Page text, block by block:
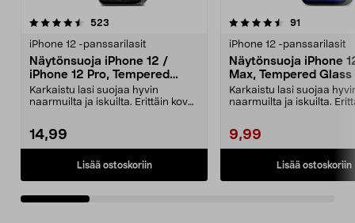
523
iPhone 12 -panssarilasit
Näytönsuoja iPhone 12 /
iPhone 12 Pro, Tempered
Glass
Karkaistu lasi suojaa hyvin
naarmuilta ja iskuilta. Erittäin kova
14,99
Lisää ostoskoriin
4.5 viidestä
91
iPhone 12 -panssarilasit
Näytönsuoja iPhone
Max, Tempered Glass
Karkaistu lasi suojaa
naarmuilta ja iskuilta.
9,99
Lisää ostoskoriin
3.0 viidestä